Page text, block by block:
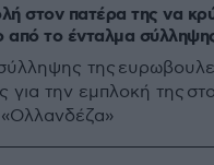
στον πατέρα της να
από το ένταλμα
της
για την εμπλοκή της
«Ολλανδέζα»